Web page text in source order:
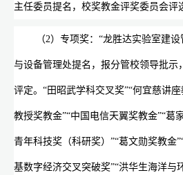
主任委员提名，校奖教金评奖委员会评
（2）专项奖：“龙胜达实验室建
与设备管理处提名，报分管校领导批示
评定。“田昭武学科交叉奖”“何宜慈讲
教授奖教金”“中国电信天翼奖教金”“葛
青年科技奖（科研奖）”“葛文勋奖教金
基数字经济交叉突破奖”“洪华生海洋与